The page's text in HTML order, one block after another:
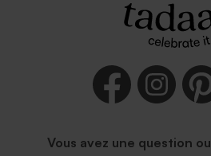
Vous avez une question